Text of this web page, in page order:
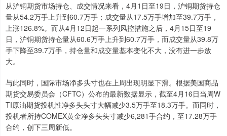
从沪铜期货市场持仓、成交情况来看，4月1日至19日，沪铜期货持仓
量从54.2万手上升到60.7万手；成交量从17.5万手增加至39.7万手，
上涨126.8%。而从4月12日起一系列风控措施之后，4月15日至19
日，沪铜期货持仓量从60.6万手上升到60.7万手，而成交量从39.8万
手下降至39.7万手，持仓量和成交量基本变化不大，没有进一步放
大。
与此同时，国际市场净多头寸也在上周出现明显下滑。根据美国商品
期货交易委员会（CFTC）公布的最新数据显示，截至4月16日当周W
TI原油期货投机性净多头头寸大幅减少3.5万手至18.3万手。而同时，
投机者所持COMEX黄金净多头头寸减少6,281手合约，至17.28万手
合约，创下三周新低。